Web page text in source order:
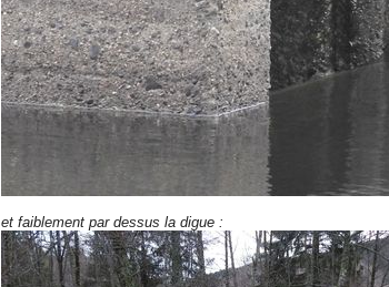
et faiblement par dessus la digue :